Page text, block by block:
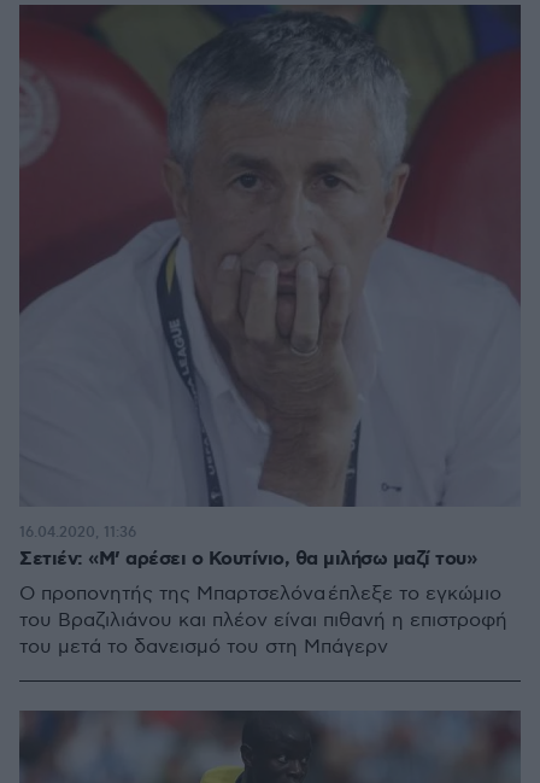
Σετιέν: «Μ’ αρέσει ο Κουτίνιο, θα μιλήσω μαζί του»
Ο προπονητής της Μπαρτσελόνα έπλεξε το εγκώμιο
του Βραζιλιάνου και πλέον είναι πιθανή η επιστροφή
του μετά το δανεισμό του στη Μπάγερν
16.04.2020, 11:36